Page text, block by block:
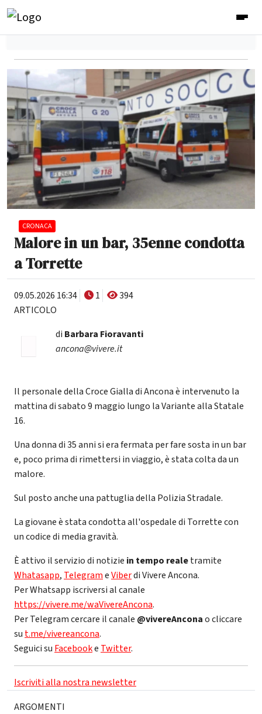
CRONACA
Malore in un bar, 35enne condotta
a Torrette
09.05.2026 16:34 1
394
ARTICOLO
di Barbara Fioravanti
ancona@vivere.it
Il personale della Croce Gialla di Ancona è intervenuto la
mattina di sabato 9 maggio lungo la Variante alla Statale
16.
Una donna di 35 anni si era fermata per fare sosta in un bar
e, poco prima di rimettersi in viaggio, è stata colta da un
malore.
Sul posto anche una pattuglia della Polizia Stradale.
La giovane è stata condotta all'ospedale di Torrette con
un codice di media gravità.
È attivo il servizio di notizie in tempo realetramite
Whatasapp, TelegrameViberdi Vivere Ancona.
Per Whatsapp iscriversi al canale
https://vivere.me/waVivereAncona.
Per Telegram cercare il canale @vivereAnconao cliccare
su t.me/vivereancona.
Seguici su Facebooke Twitter.
Iscriviti alla nostra newsletter
ARGOMENTI